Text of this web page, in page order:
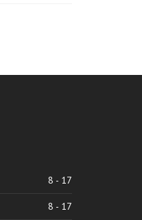
8 - 17
8 - 17